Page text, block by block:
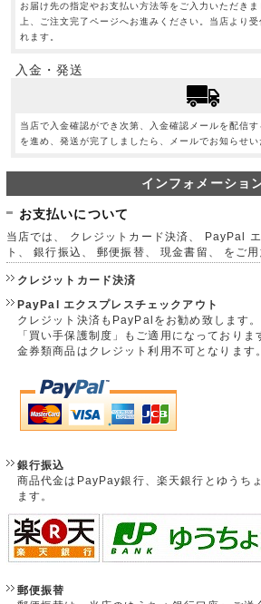
お届け先の指定やお支払い方法等をご入力いただき
上、ご注文完了ページへお進みください。当店より
れます。
入金・発送
当店で入金確認ができ次第、入金確認メールを配信
を進め、発送が完了しましたら、メールでお知らせい
インフォメーショ
お支払いについて
当店では、 クレジットカード決済、 PayPal
ト、 銀行振込、 郵便振替、 現金書留、 をご用
クレジットカード決済
PayPal エクスプレスチェックアウト
クレジット決済もPayPalをお勧め致します。
「買い手保護制度」もご適用になっておりま
金券類商品はクレジット利用不可となります。
銀行振込
商品代金はPayPay銀行、楽天銀行とゆうち
ます。
郵便振替